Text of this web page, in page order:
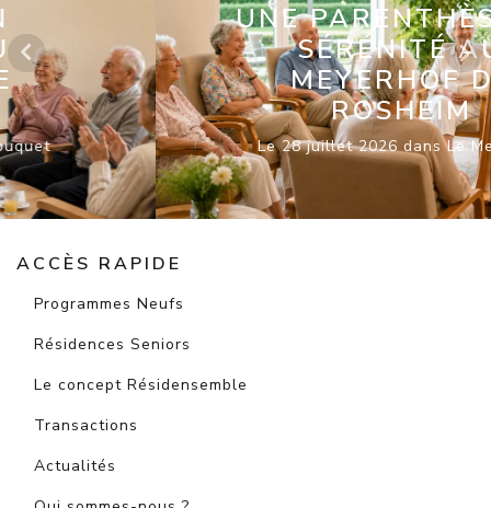
UNE PARENTHÈSE DE
SÉRÉNITÉ AU
MEYERHOF DE
ROSHEIM
Le 28 juillet 2026 dans Le Meyerhof
ACCÈS RAPIDE
Programmes Neufs
Résidences Seniors
Le concept Résidensemble
Transactions
Actualités